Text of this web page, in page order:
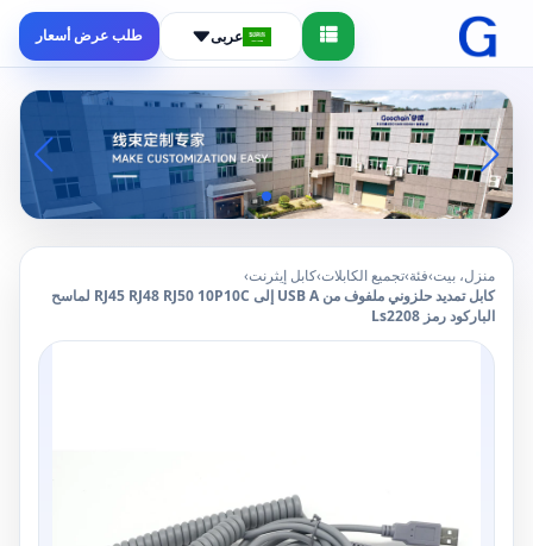
عربى طلب عرض أسعار
منزل، بيت›فئة›تجميع الكابلات›كابل إيثرنت›
كابل تمديد حلزوني ملفوف من USB A إلى RJ45 RJ48 RJ50 10P10C لماسح
الباركود رمز Ls2208